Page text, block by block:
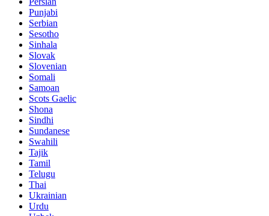
Punjabi
Serbian
Sesotho
Sinhala
Slovak
Slovenian
Somali
Samoan
Scots Gaelic
Shona
Sindhi
Sundanese
Swahili
Tajik
Tamil
Telugu
Thai
Ukrainian
Urdu